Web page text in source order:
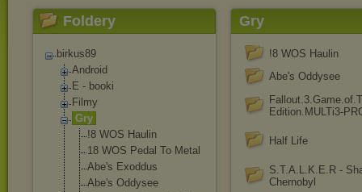
Foldery
birkus89
Android
E - booki
Filmy
Gry
!8 WOS Haulin
18 WOS Pedal To Metal
Abe's Exoddus
Abe's Oddysee
Gry
!8 WOS Haulin
Abe's Oddysee
Edition.MULTi3-
Half Life
S.T.A.L.K.E.R -
Chernobyl